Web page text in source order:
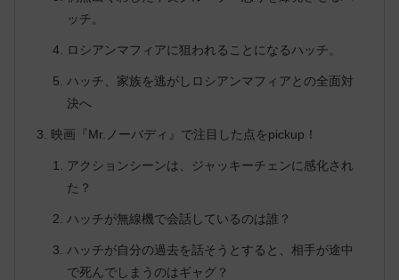
ッチ。
ロシアンマフィアに狙われることになるハッチ。
ハッチ、家族を逃がしロシアンマフィアとの全面対
決へ
映画『Mr.ノーバディ』で注目した点をpickup！
アクションシーンは、ジャッキーチェンに感化され
た？
ハッチが無線機で会話しているのは誰？
ハッチが自分の過去を話そうとすると、相手が途中
で死んでしまうのはギャグ？